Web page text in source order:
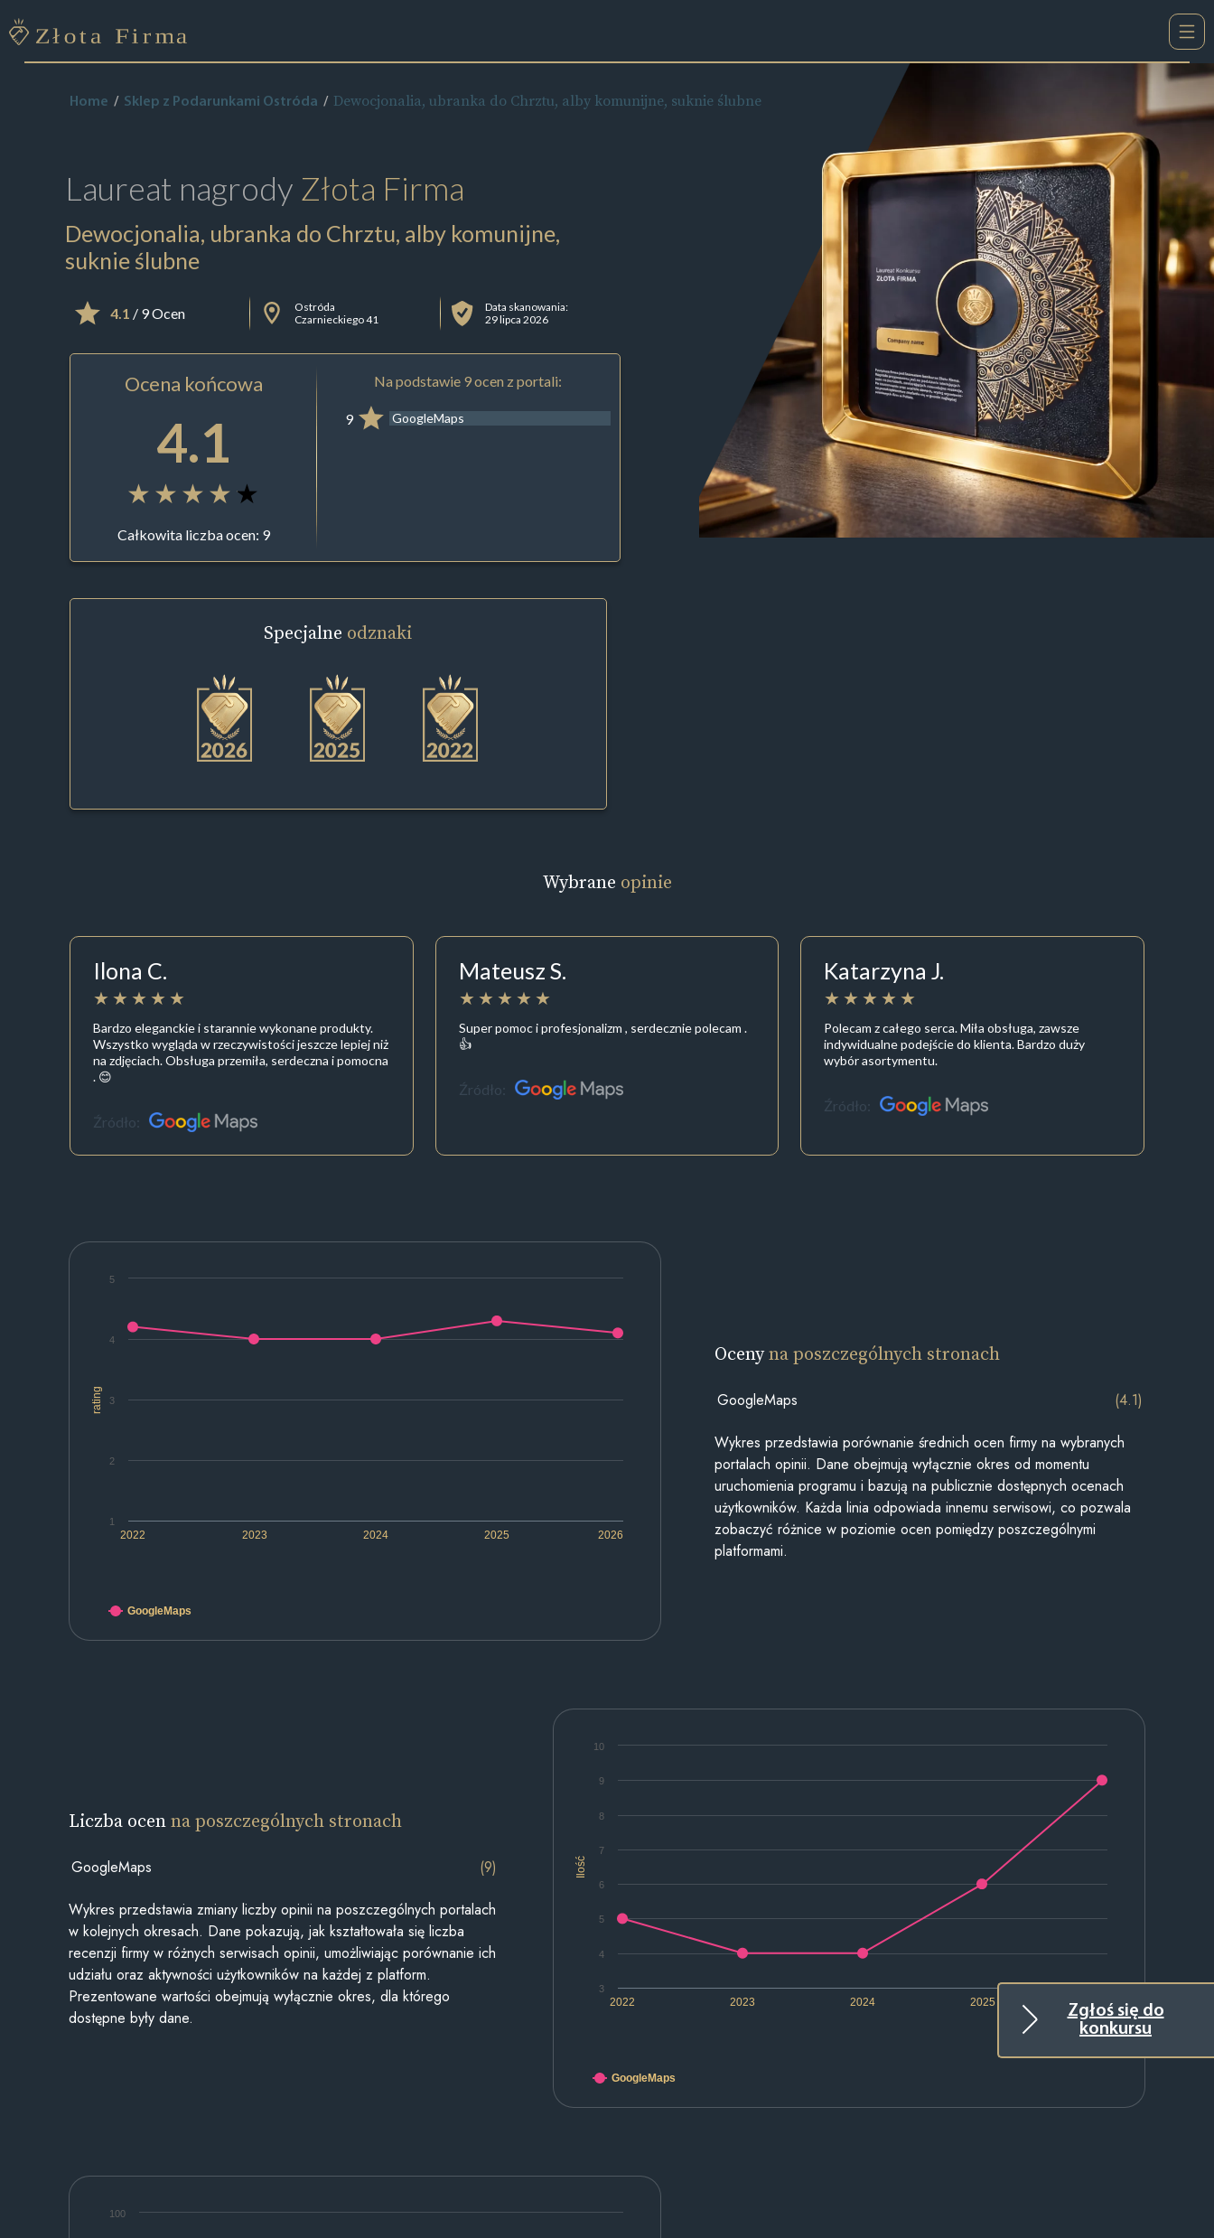
Zgłoś się do
konkursu
Home Sklep z Podarunkami Ostróda Dewocjonalia, ubranka do Chrztu, alby komunijne, suknie ślubne
Laureat nagrody Złota Firma
Dewocjonalia, ubranka do Chrztu, alby komunijne,
suknie ślubne
4.1 / 9 Ocen
Ostróda
Czarnieckiego 41
Data skanowania:
29 lipca 2026
Ocena końcowa
4.1
Całkowita liczba ocen: 9
Na podstawie 9 ocen z portali:
9 GoogleMaps
Specjalne odznaki
Wybrane opinie
Ilona C.
Bardzo eleganckie i starannie wykonane produkty.
Wszystko wygląda w rzeczywistości jeszcze lepiej niż
na zdjęciach. Obsługa przemiła, serdeczna i pomocna
. 😊
Źródło:
Mateusz S.
Super pomoc i profesjonalizm , serdecznie polecam .
👍
Źródło:
Katarzyna J.
Polecam z całego serca. Miła obsługa, zawsze
indywidualne podejście do klienta. Bardzo duży
wybór asortymentu.
Źródło:
rating
2022 2023 2024 2025 2026
1
2
3
4
5
GoogleMaps
Ocenyna poszczególnych stronach
GoogleMaps (4.1)
Wykres przedstawia porównanie średnich ocen firmy na wybranych
portalach opinii. Dane obejmują wyłącznie okres od momentu
uruchomienia programu i bazują na publicznie dostępnych ocenach
użytkowników. Każda linia odpowiada innemu serwisowi, co pozwala
zobaczyć różnice w poziomie ocen pomiędzy poszczególnymi
platformami.
Ilość
2022 2023 2024 2025 2026
3
4
5
6
7
8
9
10
GoogleMaps
Liczba ocenna poszczególnych stronach
GoogleMaps (9)
Wykres przedstawia zmiany liczby opinii na poszczególnych portalach
w kolejnych okresach. Dane pokazują, jak kształtowała się liczba
recenzji firmy w różnych serwisach opinii, umożliwiając porównanie ich
udziału oraz aktywności użytkowników na każdej z platform.
Prezentowane wartości obejmują wyłącznie okres, dla którego
dostępne były dane.
100